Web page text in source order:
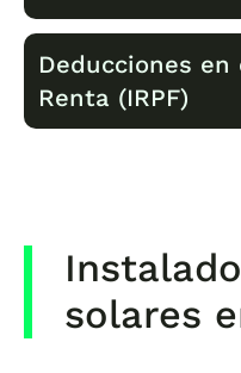
Algunos
bonificaciones en
llegando hasta un
Deducciones
Renta (IRPF)
vivienda habitual
solares